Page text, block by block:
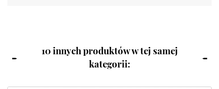
10 innych produktów w tej samej
kategorii: